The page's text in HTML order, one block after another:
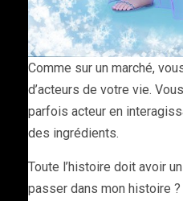
Comme sur un marché,
d’acteurs de votre vie.
parfois acteur en
des ingrédients.
Toute l’histoire doit avoir
passer dans mon histoire